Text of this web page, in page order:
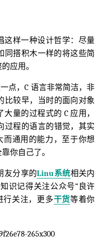
这样一种设计哲学：尽量
同搭积木一样的将这些简
应用。
点，C 语言非常简洁，非
比较早，当时的面向对象
量的过程式的 C 应用，
过程的语言的错觉，其实
而通用的能力，至于你想
你自己了。
友分享的Linu系统相关内
识记得关注公众号“良许
行关注，更多干货等着你